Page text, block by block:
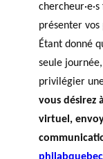
présenter
Étant donné
seule
privilégier
vous désirez
virtuel,